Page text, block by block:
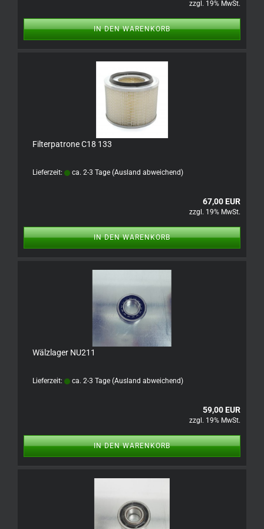
zzgl. 19% MwSt.
IN DEN WARENKORB
Filterpatrone C18 133
Lieferzeit: ca. 2-3 Tage (Ausland abweichend)
67,00 EUR
zzgl. 19% MwSt.
IN DEN WARENKORB
Wälzlager NU211
Lieferzeit: ca. 2-3 Tage (Ausland abweichend)
59,00 EUR
zzgl. 19% MwSt.
IN DEN WARENKORB